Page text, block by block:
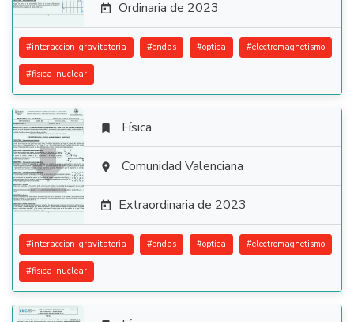
 Ordinaria de 2023
#interaccion-gravitatoria #ondas #optica #electromagnetismo
#fisica-nuclear

 Física
 Comunidad Valenciana
 Extraordinaria de 2023
#interaccion-gravitatoria #ondas #optica #electromagnetismo
#fisica-nuclear